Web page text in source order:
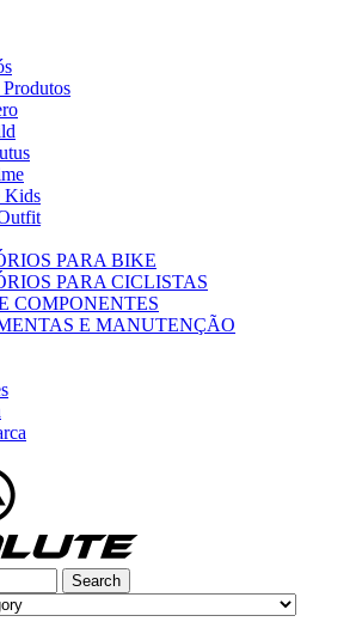
Kids
PARA BIKE
PARA CICLISTAS
COMPONENTES
E MANUTENÇÃO
Search